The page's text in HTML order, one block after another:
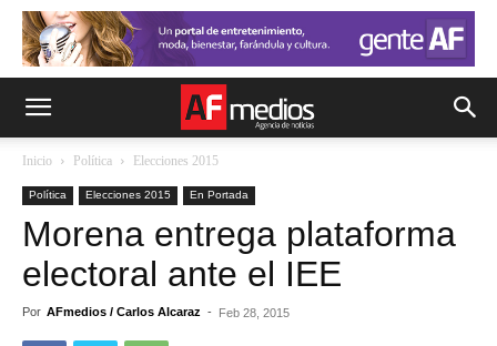
Inicio Política Elecciones 2015
Política Elecciones 2015 En Portada
Morena entrega plataforma
electoral ante el IEE
Por AFmedios / Carlos Alcaraz - Feb 28, 2015